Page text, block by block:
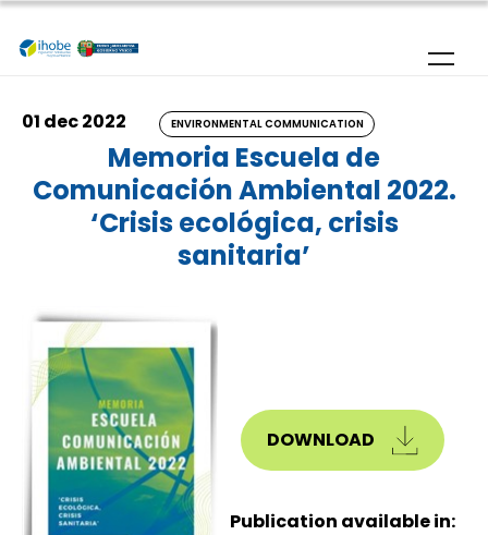
Skip to main content
01 dec 2022 ENVIRONMENTAL COMMUNICATION
Memoria Escuela de
Comunicación Ambiental 2022.
‘Crisis ecológica, crisis
sanitaria’
DOWNLOAD
Publication available in: